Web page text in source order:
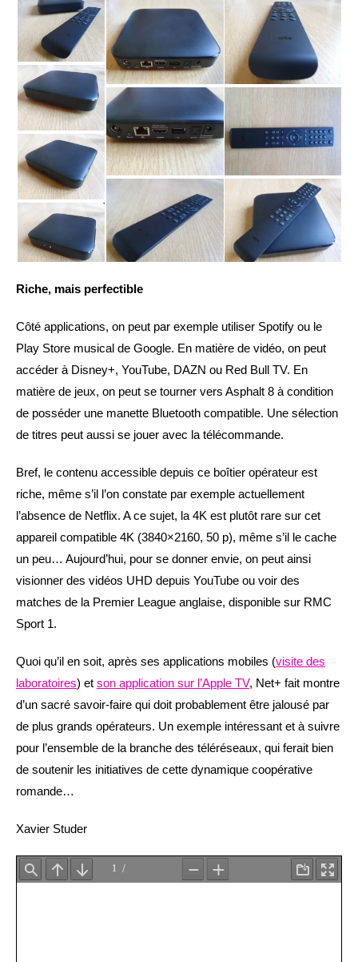
Riche, mais perfectible
Côté applications, on peut par exemple utiliser Spotify ou le
Play Store musical de Google. En matière de vidéo, on peut
accéder à Disney+, YouTube, DAZN ou Red Bull TV. En
matière de jeux, on peut se tourner vers Asphalt 8 à condition
de posséder une manette Bluetooth compatible. Une sélection
de titres peut aussi se jouer avec la télécommande.
Bref, le contenu accessible depuis ce boîtier opérateur est
riche, même s’il l’on constate par exemple actuellement
l’absence de Netflix. A ce sujet, la 4K est plutôt rare sur cet
appareil compatible 4K (3840×2160, 50 p), même s’il le cache
un peu… Aujourd’hui, pour se donner envie, on peut ainsi
visionner des vidéos UHD depuis YouTube ou voir des
matches de la Premier League anglaise, disponible sur RMC
Sport 1.
Quoi qu’il en soit, après ses applications mobiles (visite des
laboratoires) et son application sur l’Apple TV, Net+ fait montre
d’un sacré savoir-faire qui doit probablement être jalousé par
de plus grands opérateurs. Un exemple intéressant et à suivre
pour l’ensemble de la branche des téléréseaux, qui ferait bien
de soutenir les initiatives de cette dynamique coopérative
romande…
Xavier Studer